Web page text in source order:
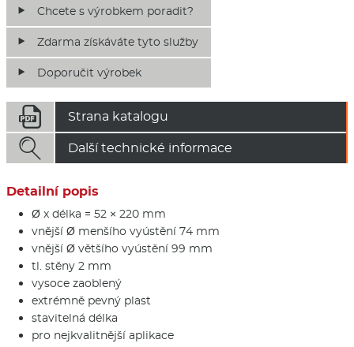
Chcete s výrobkem poradit?
Zdarma získáváte tyto služby
Doporučit výrobek
 Strana katalogu
 Další technické informace
Detailní popis
Ø x délka = 52 × 220 mm
vnější Ø menšího vyústění 74 mm
vnější Ø většího vyústění 99 mm
tl. stěny 2 mm
vysoce zaoblený
extrémně pevný plast
stavitelná délka
pro nejkvalitnější aplikace